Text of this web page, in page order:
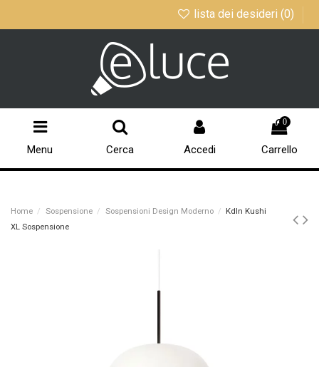
lista dei desideri (0)
Menu Cerca Accedi
0
Carrello
Home Sospensione Sospensioni Design Moderno
Kdln Kushi
XL Sospensione